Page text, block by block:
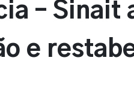
– Sinait
e